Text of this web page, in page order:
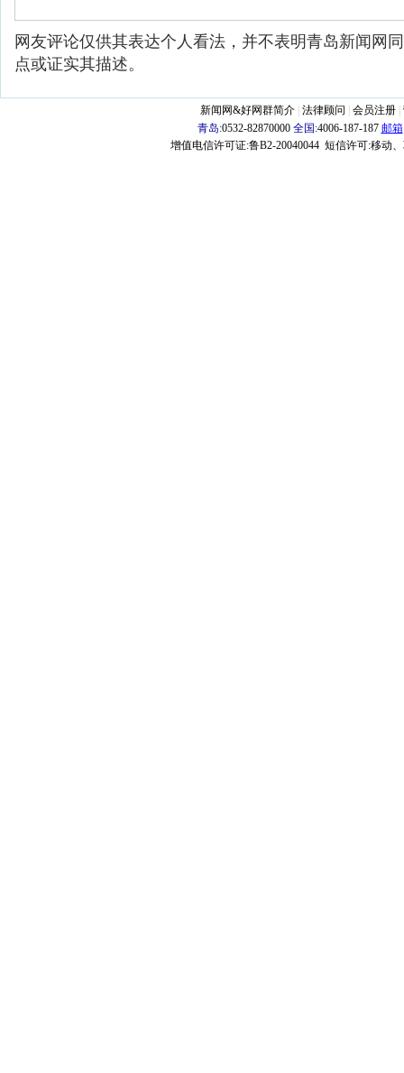
网友评论仅供其表达个人看法，并不表明青岛新闻网
点或证实其描述。